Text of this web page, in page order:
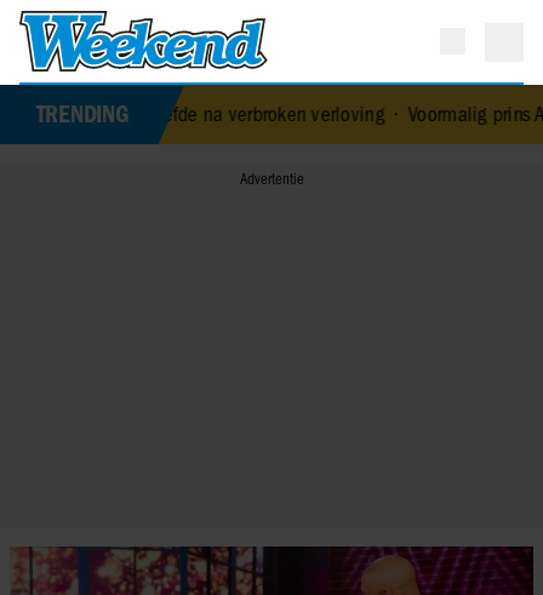
TRENDING
liefde na verbroken verloving•Voormalig prins Andrew werd